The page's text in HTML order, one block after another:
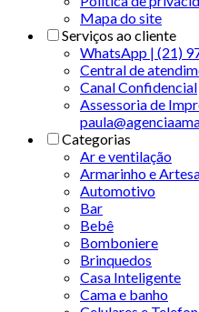
Mapa do site
Serviços ao cliente
WhatsApp | (21)
Central de
Canal Confidencial
Assessoria de
Categorias
Ar e ventilação
Armarinho e
Automotivo
Bar
Bebê
Bomboniere
Brinquedos
Casa Inteligente
Cama e banho